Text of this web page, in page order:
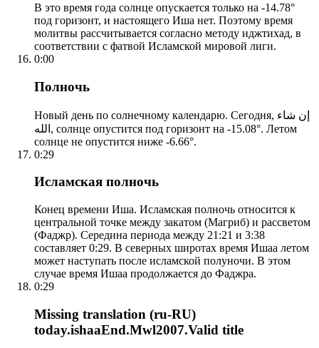
В это время года солнце опускается только на -14.78°
под горизонт, и настоящего Иша нет. Поэтому время
молитвы рассчитывается согласно методу иджтихад, в
соответствии с фатвой Исламской мировой лиги.
0:00
Полночь
Новый день по солнечному календарю. Сегодня, إن شاء
الله, солнце опустится под горизонт на -15.08°. Летом
солнце не опустится ниже -6.66°.
0:29
Исламская полночь
Конец времени Иша. Исламская полночь относится к
центральной точке между закатом (Магриб) и рассветом
(Фаджр). Середина периода между 21:21 и 3:38
составляет 0:29. В северных широтах время Ишаа летом
может наступать после исламской полуночи. В этом
случае время Ишаа продолжается до Фаджра.
0:29
Missing translation (ru-RU)
today.ishaaEnd.Mwl2007.Valid title